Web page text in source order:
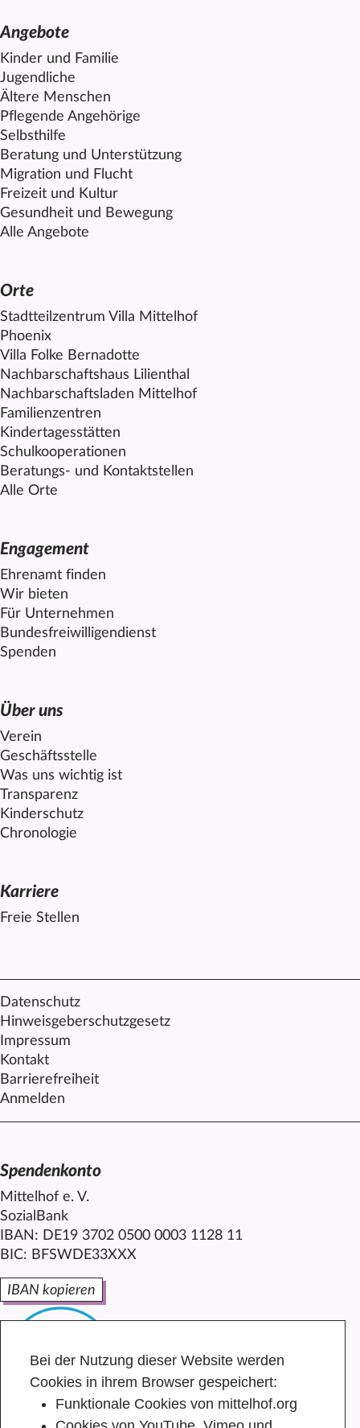
Angebote
Kinder und Familie
Jugendliche
Ältere Menschen
Pflegende Angehörige
Selbsthilfe
Beratung und Unterstützung
Migration und Flucht
Freizeit und Kultur
Gesundheit und Bewegung
Alle Angebote
Orte
Stadtteilzentrum Villa Mittelhof
Phoenix
Villa Folke Bernadotte
Nachbarschaftshaus Lilienthal
Nachbarschaftsladen Mittelhof
Familienzentren
Kindertagesstätten
Schulkooperationen
Beratungs- und Kontaktstellen
Alle Orte
Engagement
Ehrenamt finden
Wir bieten
Für Unternehmen
Bundesfreiwilligendienst
Spenden
Über uns
Verein
Geschäftsstelle
Was uns wichtig ist
Transparenz
Kinderschutz
Chronologie
Karriere
Freie Stellen
Datenschutz
Hinweisgeberschutzgesetz
Impressum
Kontakt
Barrierefreiheit
Anmelden
Spendenkonto
Mittelhof e. V.
SozialBank
IBAN: DE19 3702 0500 0003 1128 11
BIC: BFSWDE33XXX
IBAN kopieren
Bei der Nutzung dieser Website werden
Cookies in ihrem Browser gespeichert:
Funktionale Cookies von mittelhof.org